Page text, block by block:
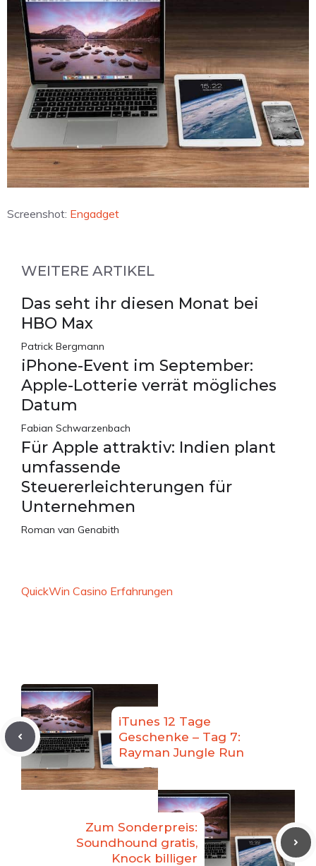
Screenshot: Engadget
WEITERE ARTIKEL
Das seht ihr diesen Monat bei
HBO Max
Patrick Bergmann
iPhone-Event im September:
Apple-Lotterie verrät mögliches
Datum
Fabian Schwarzenbach
Für Apple attraktiv: Indien plant
umfassende
Steuererleichterungen für
Unternehmen
Roman van Genabith
QuickWin Casino Erfahrungen
iTunes 12 Tage
Geschenke – Tag 7:
Rayman Jungle Run
Zum Sonderpreis:
Soundhound gratis,
Knock billiger